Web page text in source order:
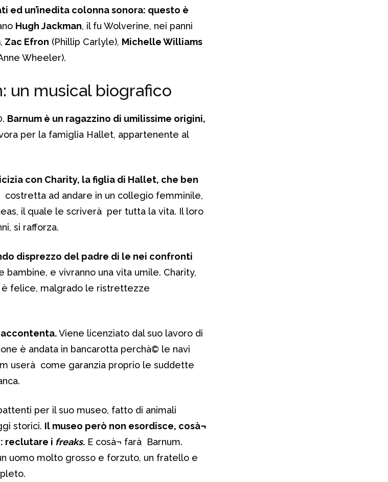
un’inedita colonna sonora: questo è
Hugh Jackman, il fu Wolverine, nei panni
, Zac Efron (Phillip Carlyle), Michelle Williams
Wheeler).
un musical biografico
Barnum è un ragazzino di umilissime origini,
per la famiglia Hallet, appartenente al
con Charity, la figlia di Hallet, che ben
costretta ad andare in un collegio femminile,
il quale le scriverà per tutta la vita. Il loro
si rafforza.
disprezzo del padre di le nei confronti
bambine, e vivranno una vita umile. Charity,
è felice, malgrado le ristrettezze
accontenta.Viene licenziato dal suo lavoro di
è andata in bancarotta perchà© le navi
userà come garanzia proprio le suddette
per il suo museo, fatto di animali
storici. Il museo però non esordisce, cosà¬
reclutare i freaks. E cosà¬ farà Barnum.
uomo molto grosso e forzuto, un fratello e